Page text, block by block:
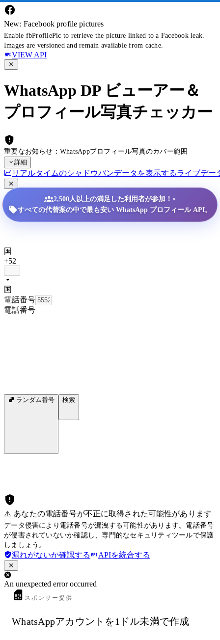
New: Facebook profile pictures
Enable fbProfilePic to retrieve the picture linked to a Facebook leak.
Images are versioned and remain available from cache.
VIEW API
WhatsApp DP ビューアー＆
プロフィール写真チェッカー
重要なお知らせ：WhatsAppプロフィール写真のカバー範囲
詳細
リアルタイムのシャドウバンデータを表示するライブデー
2,500人以上の満足した利用者が参加！ •
すべての代替案の中で最も安い WhatsApp プロフィール API。
国
+52
国
電話番号
電話番号
ランダム番号 検索
⚠️ あなたの電話番号が不正に取得された可能性があります
データ侵害により電話番号が漏洩する可能性があります。電話番号
が侵害されていないか確認し、専門的なセキュリティツールで保護
しましょう。
漏れがないか確認する APIを統合する
An unexpected error occurred
スポンサー提供
WhatsAppアカウントを1ドル未満で作成